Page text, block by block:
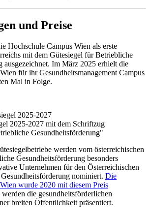
und Preise
Hochschule Campus Wien als erste
mit dem Gütesiegel für Betriebliche
ausgezeichnet. Im März 2025 erhielt die
für ihr Gesundheitsmanagement Campus
Mal in Folge.
2025-2027 mit dem Schriftzug
Gesundheitsförderung"
werden vom österreichischen
Gesundheitsförderung besonders
Unternehmen für den Österreichischen
nominiert. Die
wurde 2020 mit diesem Preis
die gesundheitsförderlichen
breiten Öffentlichkeit präsentiert.